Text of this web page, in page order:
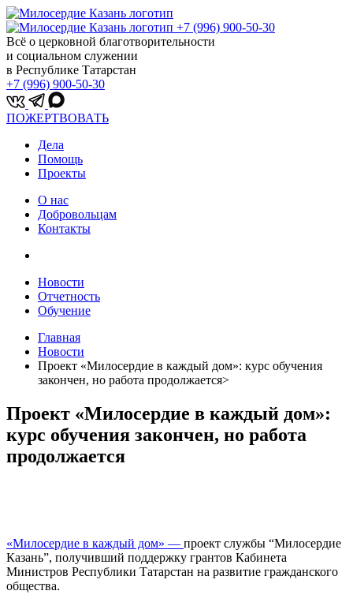
+7 (996) 900-50-30
Всё о церковной благотворительности
и социальном служении
в Республике Татарстан
+7 (996) 900-50-30
ПОЖЕРТВОВАТЬ
Дела
Помощь
Проекты
О нас
Добровольцам
Контакты
Новости
Отчетность
Обучение
Главная
Новости
Проект «Милосердие в каждый дом»: курс обучения
закончен, но работа продолжается>
Проект «Милосердие в каждый дом»:
курс обучения закончен, но работа
продолжается
«Милосердие в каждый дом» — проект службы “Милосердие
Казань”, получивший поддержку грантов Кабинета
Министров Республики Татарстан на развитие гражданского
общества.